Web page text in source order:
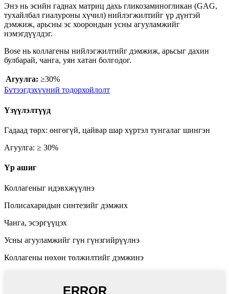
Энэ нь эсийн гаднах матриц дахь гликозаминогликан (GAG,
тухайлбал гиалуроны хүчил) нийлэгжилтийг үр дүнтэй
дэмжиж, арьсны эс хоорондын усны агууламжийг
нэмэгдүүлдэг.
Bose нь коллагены нийлэгжилтийг дэмжиж, арьсыг дахин
булбарай, чанга, уян хатан болгодог.
Агуулга: ≥30%
Бүтээгдэхүүний тодорхойлолт
Үзүүлэлтүүд
Гадаад төрх: өнгөгүй, цайвар шар хүртэл тунгалаг шингэн
Агуулга: ≥ 30%
Үр ашиг
Коллагеныг идэвхжүүлнэ
Полисахаридын синтезийг дэмжих
Чанга, эсэргүүцэх
Усны агууламжийг гүн гүнзгийрүүлнэ
Коллагены нөхөн төлжилтийг дэмжинэ